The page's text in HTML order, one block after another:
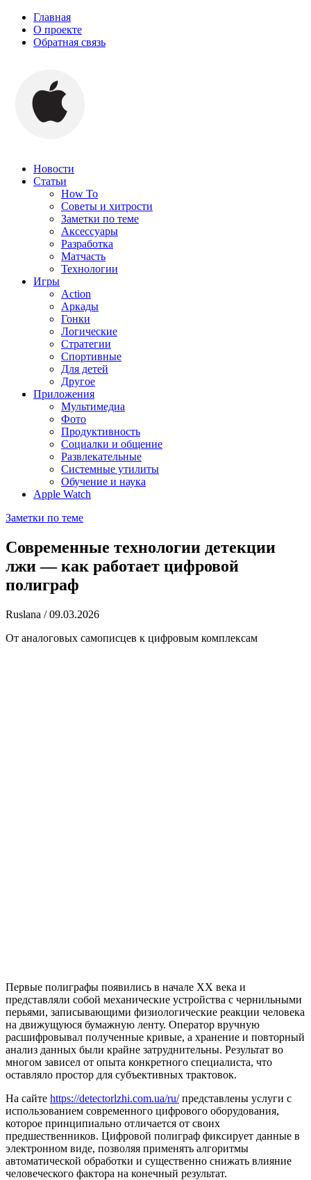
Главная
О проекте
Обратная связь
Новости
Статьи
How To
Советы и хитрости
Заметки по теме
Аксессуары
Разработка
Матчасть
Технологии
Игры
Action
Аркады
Гонки
Логические
Стратегии
Спортивные
Для детей
Другое
Приложения
Мультимедиа
Фото
Продуктивность
Социалки и общение
Развлекательные
Системные утилиты
Обучение и наука
Apple Watch
Заметки по теме
Современные технологии детекции
лжи — как работает цифровой
полиграф
Ruslana / 09.03.2026
От аналоговых самописцев к цифровым комплексам
Первые полиграфы появились в начале XX века и
представляли собой механические устройства с чернильными
перьями, записывающими физиологические реакции человека
на движущуюся бумажную ленту. Оператор вручную
расшифровывал полученные кривые, а хранение и повторный
анализ данных были крайне затруднительны. Результат во
многом зависел от опыта конкретного специалиста, что
оставляло простор для субъективных трактовок.
На сайте https://detectorlzhi.com.ua/ru/представлены услуги с
использованием современного цифрового оборудования,
которое принципиально отличается от своих
предшественников. Цифровой полиграф фиксирует данные в
электронном виде, позволяя применять алгоритмы
автоматической обработки и существенно снижать влияние
человеческого фактора на конечный результат.